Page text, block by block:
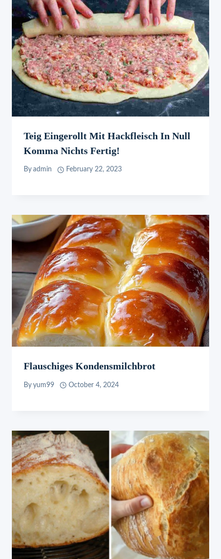
Teig Eingerollt Mit Hackfleisch In Null
Komma Nichts Fertig!
By admin February 22, 2023
Flauschiges Kondensmilchbrot
By yum99 October 4, 2024